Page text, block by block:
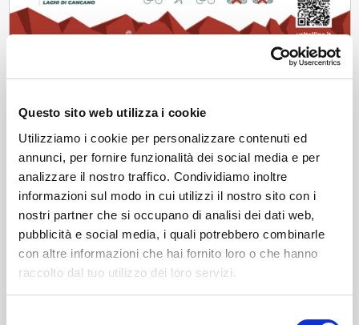
Questo sito web utilizza i cookie
Utilizziamo i cookie per personalizzare contenuti ed
annunci, per fornire funzionalità dei social media e per
analizzare il nostro traffico. Condividiamo inoltre
informazioni sul modo in cui utilizzi il nostro sito con i
nostri partner che si occupano di analisi dei dati web,
pubblicità e social media, i quali potrebbero combinarle
con altre informazioni che hai fornito loro o che hanno
raccolto dal tuo utilizzo dei loro servizi.
dell’Enjoy Stelvio una notturna con grandi
Stelvio in Valmalenco: una notturna emozionante da Pradasc a
Campo Moro tra sport, passione e convivialità.
mer, 06/08/2025